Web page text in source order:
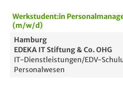
Werkstudent:in
(m/w/d)
Hamburg
EDEKA IT Stiftung & Co. OHG
IT-Dienstleistungen/EDV-
Personalwesen